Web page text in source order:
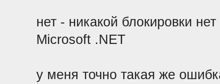
нет - никакой блокировки
Microsoft .NET
у меня точно такая же